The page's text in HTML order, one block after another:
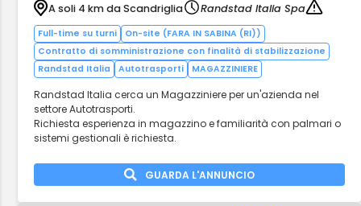
A soli 4 km da Scandriglia Randstad Italia Spa
Full-time su turni
On-site (FARA IN SABINA (RI))
Contratto di somministrazione con finalità di stabilizzazione
Randstad Italia
Autotrasporti MAGAZZINIERE
Randstad Italia cerca un Magazziniere per un'azienda nel
settore Autotrasporti.
Richiesta esperienza in magazzino e familiarità con palmari o
sistemi gestionali è richiesta.
GUARDA L'ANNUNCIO